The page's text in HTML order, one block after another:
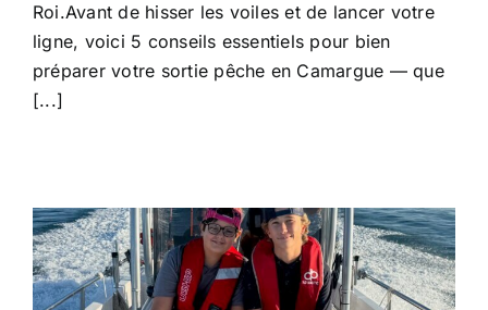
Roi.Avant de hisser les voiles et de lancer votre
ligne, voici 5 conseils essentiels pour bien
préparer votre sortie pêche en Camargue — que
[...]